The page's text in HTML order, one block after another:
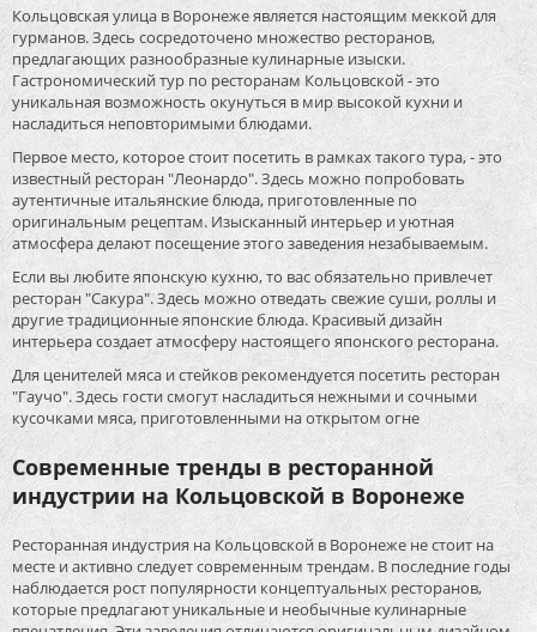
Кольцовская улица в Воронеже является настоящим меккой для
гурманов. Здесь сосредоточено множество ресторанов,
предлагающих разнообразные кулинарные изыски.
Гастрономический тур по ресторанам Кольцовской - это
уникальная возможность окунуться в мир высокой кухни и
насладиться неповторимыми блюдами.
Первое место, которое стоит посетить в рамках такого тура, - это
известный ресторан "Леонардо". Здесь можно попробовать
аутентичные итальянские блюда, приготовленные по
оригинальным рецептам. Изысканный интерьер и уютная
атмосфера делают посещение этого заведения незабываемым.
Если вы любите японскую кухню, то вас обязательно привлечет
ресторан "Сакура". Здесь можно отведать свежие суши, роллы и
другие традиционные японские блюда. Красивый дизайн
интерьера создает атмосферу настоящего японского ресторана.
Для ценителей мяса и стейков рекомендуется посетить ресторан
"Гаучо". Здесь гости смогут насладиться нежными и сочными
кусочками мяса, приготовленными на открытом огне
Современные тренды в ресторанной
индустрии на Кольцовской в Воронеже
Ресторанная индустрия на Кольцовской в Воронеже не стоит на
месте и активно следует современным трендам. В последние годы
наблюдается рост популярности концептуальных ресторанов,
которые предлагают уникальные и необычные кулинарные